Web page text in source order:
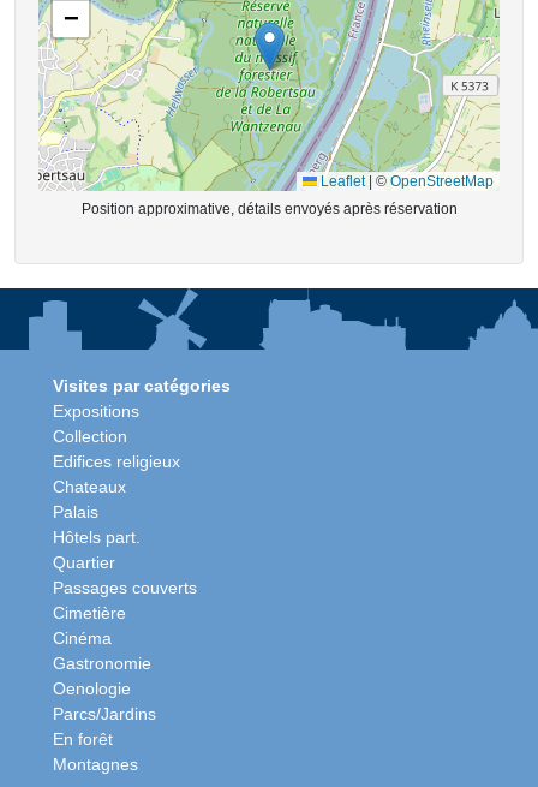
−
Leaflet © OpenStreetMap
Position approximative, détails envoyés après réservation
Visites par catégories
Expositions
Collection
Edifices religieux
Chateaux
Palais
Hôtels part.
Quartier
Passages couverts
Cimetière
Cinéma
Gastronomie
Oenologie
Parcs/Jardins
En forêt
Montagnes